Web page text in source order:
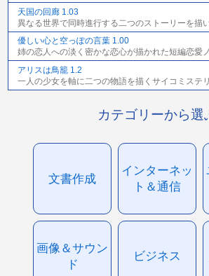
天国の回廊 1.03
異なる世界で同時進行する二つのストーリーを描
優しい心と空っぽの言葉 1.00
姉の恋人への淡く密かな恋心が描かれた短編恋愛
アリスは鳥籠 1.2
一人の少女を軸に二つの物語を描くサイコミステ
カテゴリーから選
文書作成
インターネッ
ト＆通信
画像＆サウン
ド
ビジネス